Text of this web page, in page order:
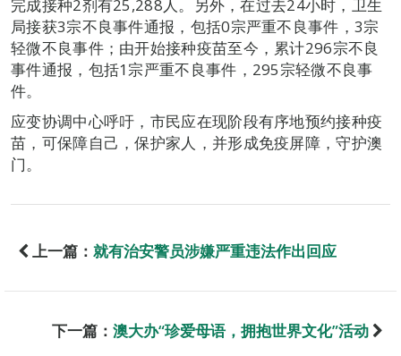
完成接种2剂有25,288人。另外，在过去24小时，卫生
局接获3宗不良事件通报，包括0宗严重不良事件，3宗
轻微不良事件；由开始接种疫苗至今，累计296宗不良
事件通报，包括1宗严重不良事件，295宗轻微不良事
件。
应变协调中心呼吁，市民应在现阶段有序地预约接种疫
苗，可保障自己，保护家人，并形成免疫屏障，守护澳
门。
上一篇： 就有治安警员涉嫌严重违法作出回应
下一篇： 澳大办“珍爱母语，拥抱世界文化”活动